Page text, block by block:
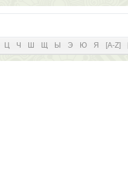
Ц Ч Ш Щ Ы Э Ю Я [A-Z]